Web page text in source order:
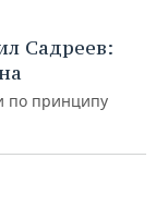
Садреев:
по принципу